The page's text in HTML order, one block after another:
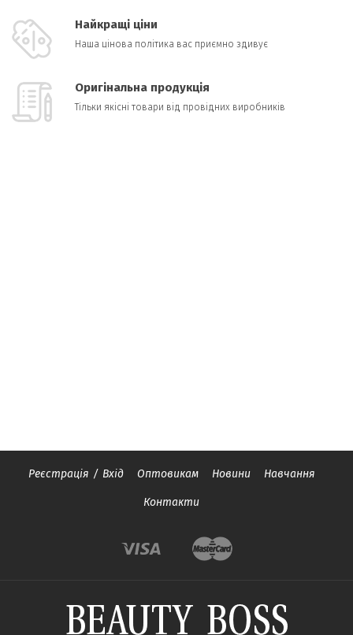
Найкращі ціни
Наша цінова політика вас приємно здивує
Оригінальна продукція
Тільки якісні товари від провідних виробників
Реєстрація / Вхід Оптовикам Новини Навчання
Контакти